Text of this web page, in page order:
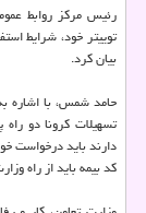
توییتر خود، شرایط
بیان کرد.
حامد شمس، با اشاره
تسهیلات کرونا دو
دارند باید درخواست
کد بیمه باید از راه